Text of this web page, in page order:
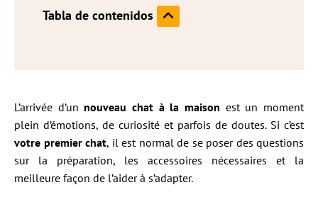
Tabla de contenidos
L’arrivée d’unnouveau chat à la maison est un moment
plein d’émotions, de curiosité et parfois de doutes. Si c’est
votre premier chat, il est normal de se poser des questions
sur la préparation, les accessoires nécessaires et la
meilleure façon de l’aider à s’adapter.